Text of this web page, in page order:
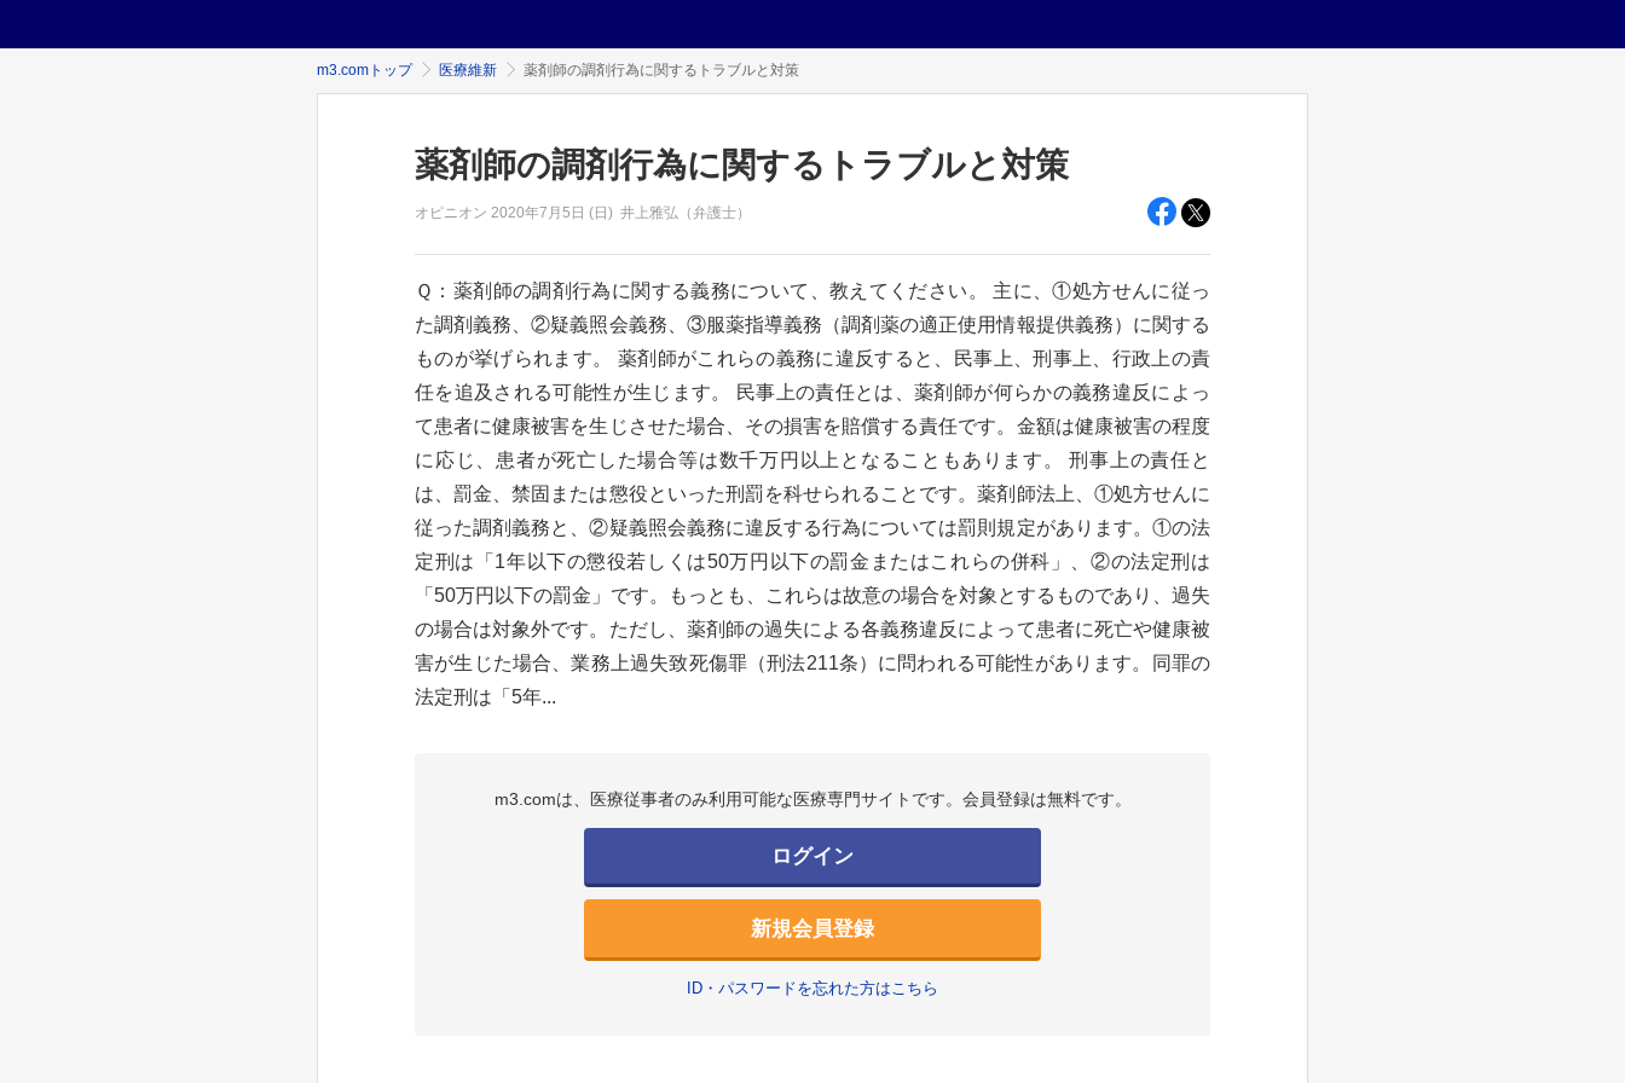
m3.comトップ 医療維新 薬剤師の調剤行為に関するトラブルと対策
薬剤師の調剤行為に関するトラブルと対策
オピニオン 2020年7月5日 (日) 井上雅弘（弁護士）
Ｑ：薬剤師の調剤行為に関する義務について、教えてください。 主に、①処方せんに従っ
た調剤義務、②疑義照会義務、③服薬指導義務（調剤薬の適正使用情報提供義務）に関する
ものが挙げられます。 薬剤師がこれらの義務に違反すると、民事上、刑事上、行政上の責
任を追及される可能性が生じます。 民事上の責任とは、薬剤師が何らかの義務違反によっ
て患者に健康被害を生じさせた場合、その損害を賠償する責任です。金額は健康被害の程度
に応じ、患者が死亡した場合等は数千万円以上となることもあります。 刑事上の責任と
は、罰金、禁固または懲役といった刑罰を科せられることです。薬剤師法上、①処方せんに
従った調剤義務と、②疑義照会義務に違反する行為については罰則規定があります。①の法
定刑は「1年以下の懲役若しくは50万円以下の罰金またはこれらの併科」、②の法定刑は
「50万円以下の罰金」です。もっとも、これらは故意の場合を対象とするものであり、過失
の場合は対象外です。ただし、薬剤師の過失による各義務違反によって患者に死亡や健康被
害が生じた場合、業務上過失致死傷罪（刑法211条）に問われる可能性があります。同罪の
法定刑は「5年...
m3.comは、医療従事者のみ利用可能な医療専門サイトです。会員登録は無料です。
ログイン
新規会員登録
ID・パスワードを忘れた方はこちら